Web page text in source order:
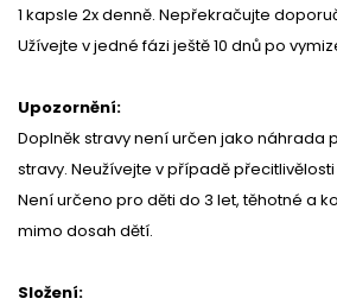
1 kapsle 2x denně. Nepřekračujte
Užívejte v jedné fázi ještě 10 dnů po
Upozornění:
Doplněk stravy není určen jako náhrada
stravy. Neužívejte v případě
Není určeno pro děti do 3 let, těhotné a
mimo dosah dětí.
Složení: